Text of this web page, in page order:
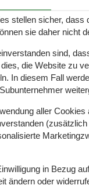
TV Ja
Ja
Ja
Ja
Ja
Anfrage
stellen sicher, dass
sie daher nicht
sind,
die Website zu
In diesem Fall
aller
in Bezug
ändern oder